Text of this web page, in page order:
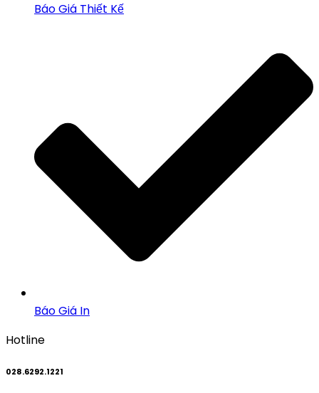
Báo Giá Thiết Kế
Báo Giá In
Hotline
028.6292.1221